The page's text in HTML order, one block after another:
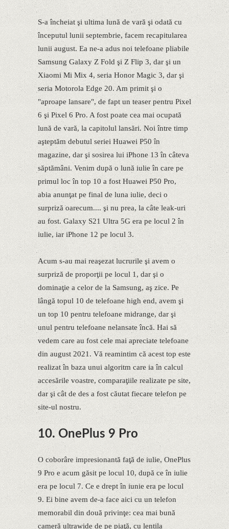
S-a încheiat şi ultima lună de vară şi odată cu
începutul lunii septembrie, facem recapitularea
lunii august. Ea ne-a adus noi telefoane pliabile
Samsung Galaxy Z Fold şi Z Flip 3, dar şi un
Xiaomi Mi Mix 4, seria Honor Magic 3, dar şi
seria Motorola Edge 20. Am primit şi o
"aproape lansare", de fapt un teaser pentru Pixel
6 şi Pixel 6 Pro. A fost poate cea mai ocupată
lună de vară, la capitolul lansări. Noi între timp
aşteptăm debutul seriei Huawei P50 în
magazine, dar şi sosirea lui iPhone 13 în câteva
săptămâni. Venim după o lună iulie în care pe
primul loc în top 10 a fost Huawei P50 Pro,
abia anunţat pe final de luna iulie, deci o
surpriză oarecum.... şi nu prea, la câte leak-uri
au fost. Galaxy S21 Ultra 5G era pe locul 2 în
iulie, iar iPhone 12 pe locul 3.
Acum s-au mai reaşezat lucrurile şi avem o
surpriză de proporţii pe locul 1, dar şi o
dominaţie a celor de la Samsung, aş zice. Pe
lângă topul 10 de telefoane high end, avem şi
un top 10 pentru telefoane midrange, dar şi
unul pentru telefoane nelansate încă. Hai să
vedem care au fost cele mai apreciate telefoane
din august 2021. Vă reamintim că acest top este
realizat în baza unui algoritm care ia în calcul
accesările voastre, comparaţiile realizate pe site,
dar şi cât de des a fost căutat fiecare telefon pe
site-ul nostru.
10. OnePlus 9 Pro
O coborâre impresionantă faţă de iulie, OnePlus
9 Pro e acum găsit pe locul 10, după ce în iulie
era pe locul 7. Ce e drept în iunie era pe locul
9. Ei bine avem de-a face aici cu un telefon
memorabil din două privinţe: cea mai bună
cameră ultrawide de pe piaţă, cu lentila